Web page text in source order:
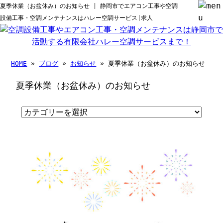
夏季休業（お盆休み）のお知らせ | 静岡市でエアコン工事や空調
設備工事・空調メンテナンスはハレー空調サービス|求人
HOME » ブログ » お知らせ » 夏季休業（お盆休み）のお知らせ
夏季休業（お盆休み）のお知らせ